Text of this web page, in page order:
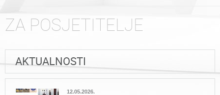
ZA POSJETITELJE
AKTUALNOSTI
12.05.2026.